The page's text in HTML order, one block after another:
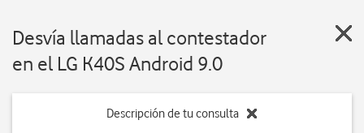
Desvía llamadas al contestador
en el LG K40S Android 9.0
Descripción de tu consulta